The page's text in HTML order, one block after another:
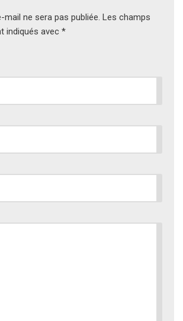
ne sera pas publiée. Les champs
indiqués avec *